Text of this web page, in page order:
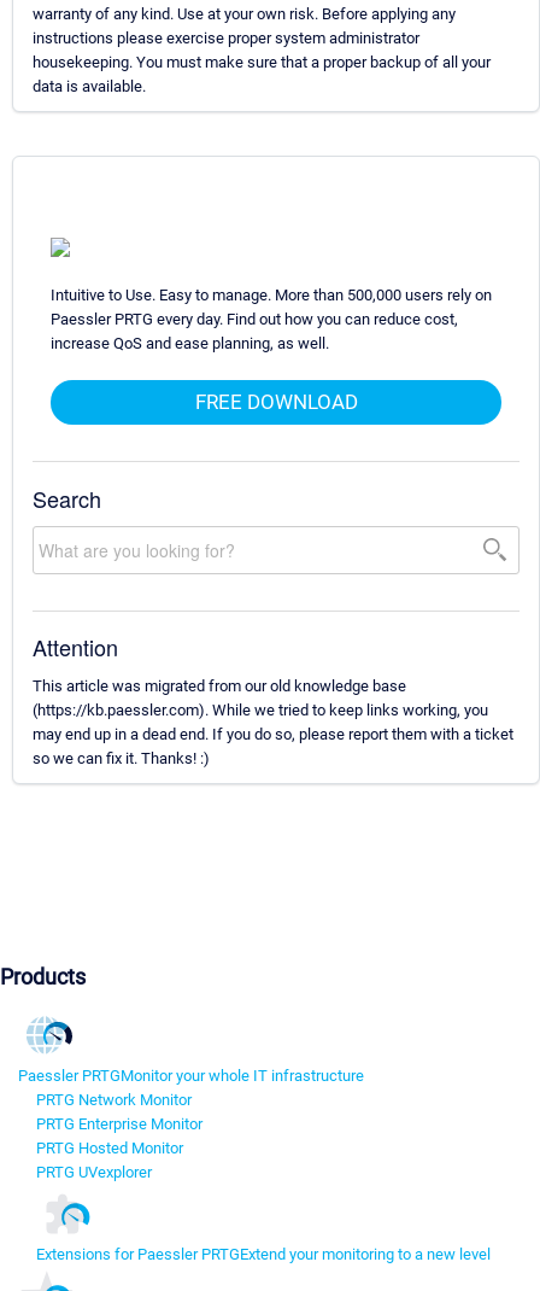
warranty of any kind. Use at your own risk. Before applying any
instructions please exercise proper system administrator
housekeeping. You must make sure that a proper backup of all your
data is available.
Intuitive to Use. Easy to manage. More than 500,000 users rely on
Paessler PRTG every day. Find out how you can reduce cost,
increase QoS and ease planning, as well.
FREE DOWNLOAD
Search
Attention
This article was migrated from our old knowledge base
(https://kb.paessler.com). While we tried to keep links working, you
may end up in a dead end. If you do so, please report them with a ticket
so we can fix it. Thanks! :)
Products
Paessler PRTGMonitor your whole IT infrastructure
PRTG Network Monitor
PRTG Enterprise Monitor
PRTG Hosted Monitor
PRTG UVexplorer
Extensions for Paessler PRTGExtend your monitoring to a new level